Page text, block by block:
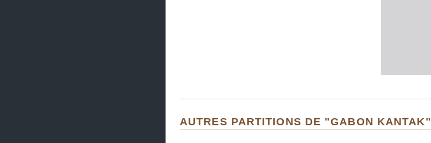
AUTRES PARTITIONS DE "GABON KANTAK"